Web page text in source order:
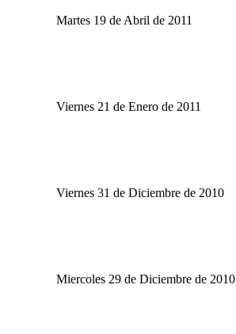
Martes 19 de Abril de 2011
Viernes 21 de Enero de 2011
Viernes 31 de Diciembre de 2010
Miercoles 29 de Diciembre de 2010